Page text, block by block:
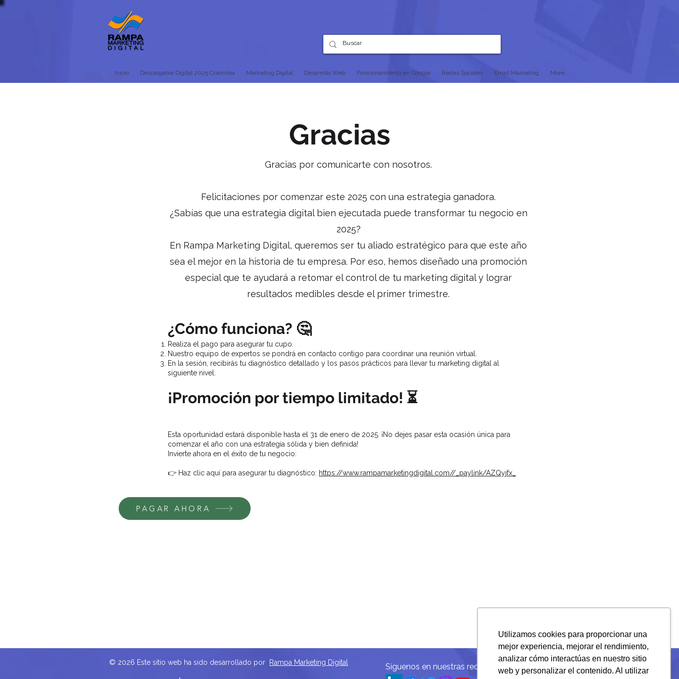
Utilizamos cookies para proporcionar una
mejor experiencia, mejorar el rendimiento,
analizar cómo interactúas en nuestro sitio
web y personalizar el contenido. Al utilizar
Inicio Descargable Digital 2025 Colombia Marketing Digital Desarrollo Web Posicionamiento en Google Redes Sociales Email Marketing More...
Gracias
Gracias por comunicarte con nosotros.
Felicitaciones por comenzar este 2025 con una estrategia ganadora.
¿Sabías que una estrategia digital bien ejecutada puede transformar tu negocio en
2025?
En Rampa Marketing Digital, queremos ser tu aliado estratégico para que este año
sea el mejor en la historia de tu empresa. Por eso, hemos diseñado una promoción
especial que te ayudará a retomar el control de tu marketing digital y lograr
resultados medibles desde el primer trimestre.
¿Cómo funciona? 🤔
Realiza el pago para asegurar tu cupo.
Nuestro equipo de expertos se pondrá en contacto contigo para coordinar una reunión virtual.
En la sesión, recibirás tu diagnóstico detallado y los pasos prácticos para llevar tu marketing digital al
siguiente nivel.
¡Promoción por tiempo limitado! ⏳
Esta oportunidad estará disponible hasta el 31 de enero de 2025. ¡No dejes pasar esta ocasión única para
comenzar el año con una estrategia sólida y bien definida!
Invierte ahora en el éxito de tu negocio:
👉 Haz clic aquí para asegurar tu diagnóstico: https://www.rampamarketingdigital.com//_paylink/AZQyjfx_
PAGAR AHORA
© 2026 Este sitio web ha sido desarrollado por Rampa Marketing Digital Síguenos en nuestras redes sociales: